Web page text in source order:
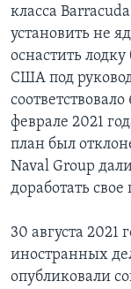
класса
установить не
оснастить
США под
феврале 2021
план был
Naval Group
доработать
30 августа
иностранных
опубликовали